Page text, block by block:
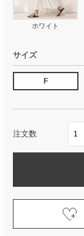
ホワイト
サイズ
F
注文数